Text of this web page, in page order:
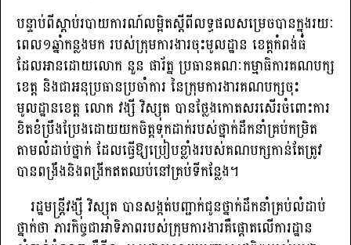
បន្ទាប់ពីស្តាប់របាយការណ៍លម្អិតស្តីពីលទ្ធផលសម្រេចបានក្នុងរយៈ
ពេល១ឆ្នាំកន្លងមក របស់ក្រុមការងារចុះមូលដ្ឋាន ខេត្តកំពង់ធំ
ដែលអានដោយលោក នួន ផារ័ត្ន ប្រធានគណៈកម្មាធិការគណបក្ស
ខេត្ត និងជាអនុប្រធានប្រចាំការ នៃក្រុមការងារគណបក្សចុះ
មូលដ្ឋានខេត្ត លោក វង្សី វិស្សុត បានថ្លែងកោតសរសើរចំពោះការ
ខិតខំប្រឹងប្រែងដោយយកចិត្តទុកដាក់របស់ថ្នាក់ដឹកនាំគ្រប់កម្រិត
តាមលំដាប់ថ្នាក់ ដែលធ្វើឱ្យប្រៀបខ្លាំងរបស់គណបក្សកាន់តែត្រូវ
បានពង្រឹងនិងពង្រីកឥតឈប់នៅគ្រប់ទីកន្លែង។
រដ្ឋមន្ត្រីវង្ស៊ី វិស្សុត បានសង្កត់បញ្ជាក់ជូនថ្នាក់ដឹកនាំគ្រប់លំដាប់
ថ្នាក់ថា ភារកិច្ចជាអាទិភាពរបស់ក្រុមការងារគឺផ្ដោតលើការដ្ឋាន